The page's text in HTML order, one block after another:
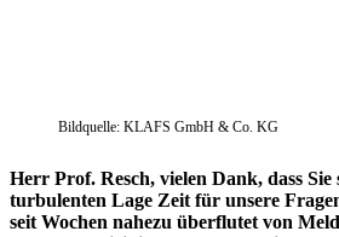
Bildquelle: KLAFS GmbH & Co. KG
Herr Prof. Resch, vielen Dank, dass Sie
turbulenten Lage Zeit für unsere
seit Wochen nahezu überflutet von